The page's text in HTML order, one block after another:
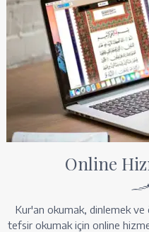
Online
Kur'an okumak, dinlemek ve
tefsir okumak için online